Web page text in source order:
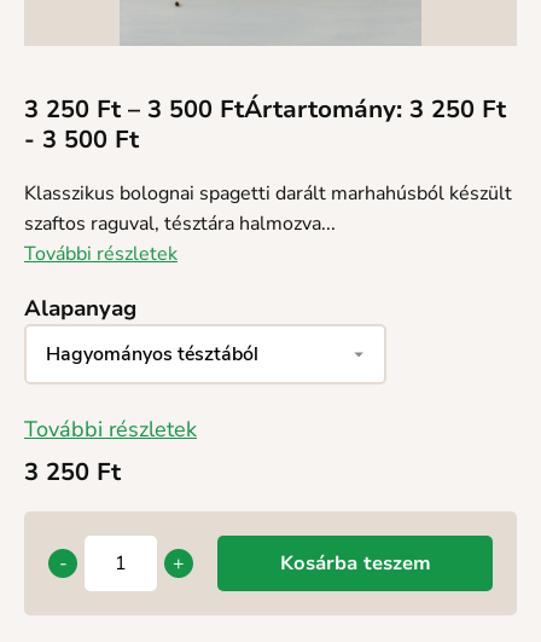
3 250 Ft – 3 500 FtÁrtartomány: 3 250 Ft
- 3 500 Ft
Klasszikus bolognai spagetti darált marhahúsból készült
szaftos raguval, tésztára halmozva...
További részletek
Alapanyag
További részletek
3 250 Ft
- + Kosárba teszem